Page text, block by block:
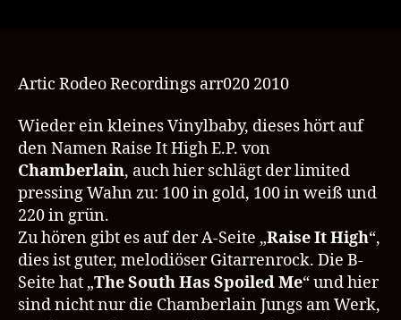
High
Artic
Artic Rodeo Recordings arr020 2010
Wieder ein kleines Vinylbaby, dieses hört auf
den Namen Raise It High E.P. von
Chamberlain, auch hier schlägt der limited
pressing Wahn zu: 100 in gold, 100 in weiß und
220 in grün.
Zu hören gibt es auf der A-Seite „Raise It High“,
dies ist guter, melodiöser Gitarrenrock. Die B-
Seite hat „The South Has Spoiled Me“ und hier
sind nicht nur die Chamberlain Jungs am Werk,